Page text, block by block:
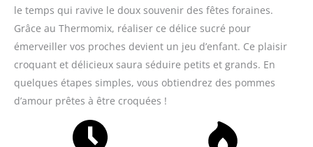
le temps qui ravive le doux souvenir des fêtes foraines.
Grâce au Thermomix, réaliser ce délice sucré pour
émerveiller vos proches devient un jeu d’enfant. Ce plaisir
croquant et délicieux saura séduire petits et grands. En
quelques étapes simples, vous obtiendrez des pommes
d’amour prêtes à être croquées !